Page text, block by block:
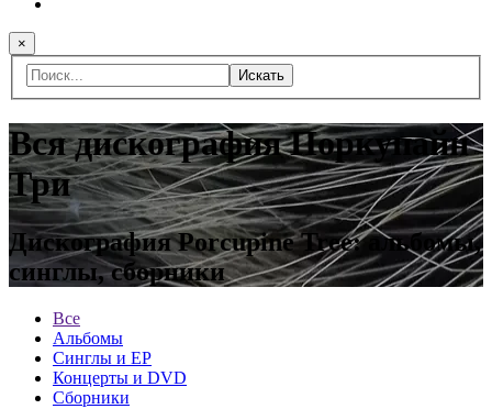
×
Искать
Вся дискография Поркупайн
Три
Дискография Porcupine Tree: альбомы,
синглы, сборники
Все
Альбомы
Синглы и EP
Концерты и DVD
Сборники